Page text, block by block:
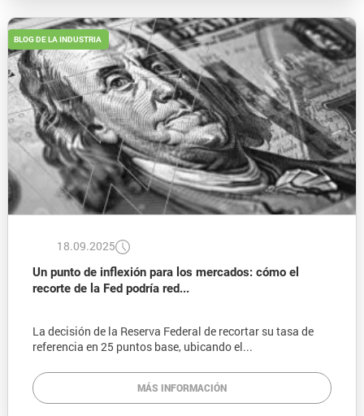
BLOG DE LA INDUSTRIA
18.09.2025
Un punto de inflexión para los mercados: cómo el
recorte de la Fed podría red...
La decisión de la Reserva Federal de recortar su tasa de
referencia en 25 puntos base, ubicando el...
MÁS INFORMACIÓN